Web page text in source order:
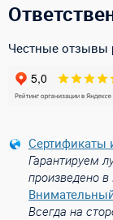
Честные отзывы
Сертификаты
Гарантируем
произведено в
Всегда на